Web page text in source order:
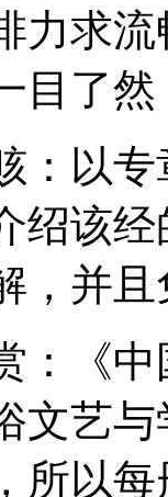
力求
目了
以专
绍该
，并
《中
文艺
所以